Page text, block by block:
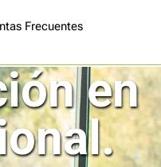
Frecuentes
en